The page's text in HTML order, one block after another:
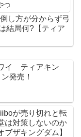
つ
し方が分からず弓
結局何?【ティア
イ ティアキン
発売！
が売り切れと転
は対策しないのか
ブザキングダム】